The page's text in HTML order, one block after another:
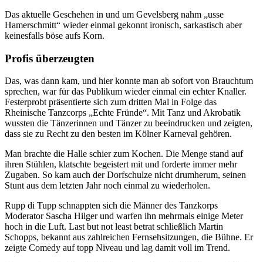
Das aktuelle Geschehen in und um Gevelsberg nahm „usse
Hamerschmitt“ wieder einmal gekonnt ironisch, sarkastisch aber
keinesfalls böse aufs Korn.
Profis überzeugten
Das, was dann kam, und hier konnte man ab sofort von Brauchtum
sprechen, war für das Publikum wieder einmal ein echter Knaller.
Festerprobt präsentierte sich zum dritten Mal in Folge das
Rheinische Tanzcorps „Echte Fründe“. Mit Tanz und Akrobatik
wussten die Tänzerinnen und Tänzer zu beeindrucken und zeigten,
dass sie zu Recht zu den besten im Kölner Karneval gehören.
Man brachte die Halle schier zum Kochen. Die Menge stand auf
ihren Stühlen, klatschte begeistert mit und forderte immer mehr
Zugaben. So kam auch der Dorfschulze nicht drumherum, seinen
Stunt aus dem letzten Jahr noch einmal zu wiederholen.
Rupp di Tupp schnappten sich die Männer des Tanzkorps
Moderator Sascha Hilger und warfen ihn mehrmals einige Meter
hoch in die Luft. Last but not least betrat schließlich Martin
Schopps, bekannt aus zahlreichen Fernsehsitzungen, die Bühne. Er
zeigte Comedy auf topp Niveau und lag damit voll im Trend.